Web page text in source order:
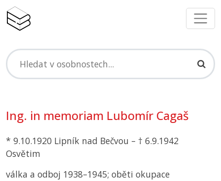
Ing. in memoriam Lubomír Cagaš
* 9.10.1920 Lipník nad Bečvou – † 6.9.1942
Osvětim
válka a odboj 1938–1945; oběti okupace